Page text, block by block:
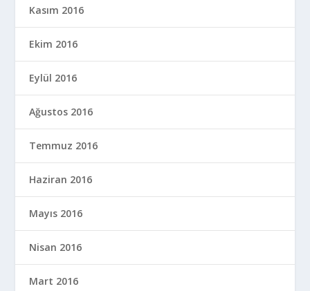
Kasım 2016
Ekim 2016
Eylül 2016
Ağustos 2016
Temmuz 2016
Haziran 2016
Mayıs 2016
Nisan 2016
Mart 2016